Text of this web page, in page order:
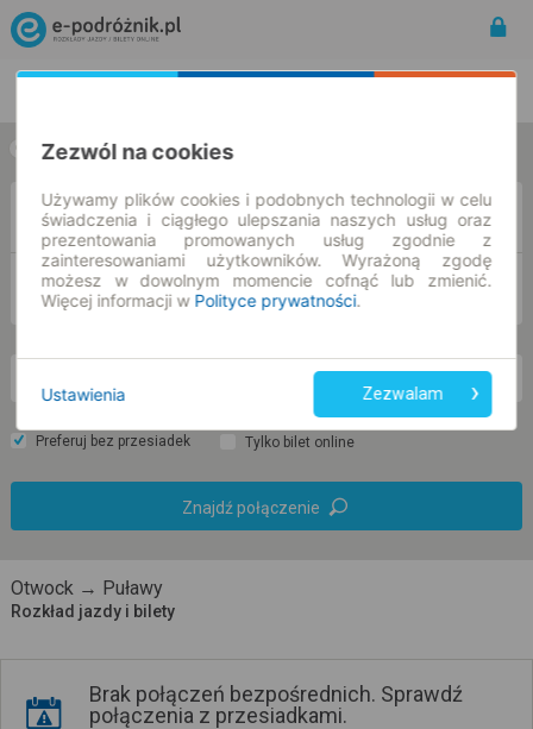
w jedną stronę w obie strony
DO
Preferuj bez przesiadek Tylko bilet online
Znajdź połączenie
Otwock → Puławy
Rozkład jazdy i bilety
Brak połączeń bezpośrednich. Sprawdź
połączenia z przesiadkami.
Zezwól na cookies
Używamy plików cookies i podobnych technologii w celu
świadczenia i ciągłego ulepszania naszych usług oraz
prezentowania promowanych usług zgodnie z
zainteresowaniami użytkowników. Wyrażoną zgodę
możesz w dowolnym momencie cofnąć lub zmienić.
Więcej informacji w Polityce prywatności.
Ustawienia Zezwalam